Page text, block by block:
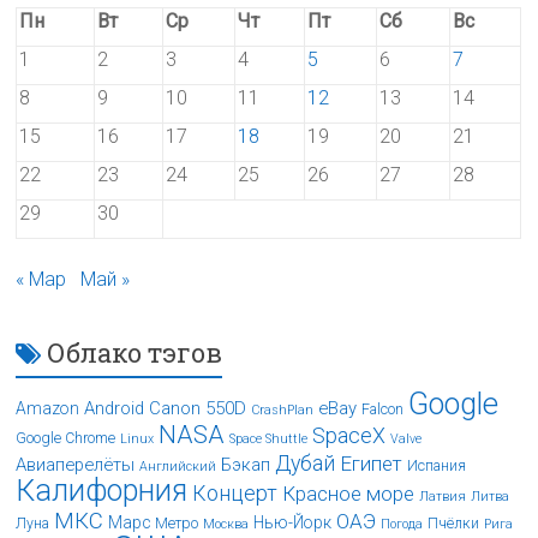
Пн
Вт Ср Чт Пт Сб
Вс
1
2 3 4 5 6
7
8
9 10 11 12 13
14
15
16 17 18 19 20
21
22
23 24 25 26 27
28
29
30
« Мар Май »
Облако тэгов
Amazon Android Canon 550D CrashPlan eBay Falcon Google
Google Chrome Linux NASA Space Shuttle SpaceX Valve
Авиаперелёты Английский Бэкап Дубай Египет Испания
Калифорния Концерт Красное море Латвия Литва
Луна МКС Марс Метро Москва Нью-Йорк ОАЭ Погода Пчёлки Рига